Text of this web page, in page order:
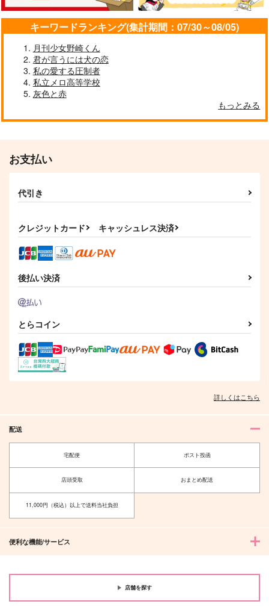
キーワードランキング(集計期間：07/30～08/05)
月刊少女野崎くん
君が言うには犬の恋
私の愛する圧制者
私立メロ高等学校
灰色と赤
もっとみる
お支払い
代引き
クレジットカード キャッシュレス決済
後払い決済
とらコイン
詳しくはこちら
配送
宅配便 ポスト投函
店頭受取 おまとめ配送
11,000円（税込）以上で送料当社負担
便利な機能/サービス
店舗を探す